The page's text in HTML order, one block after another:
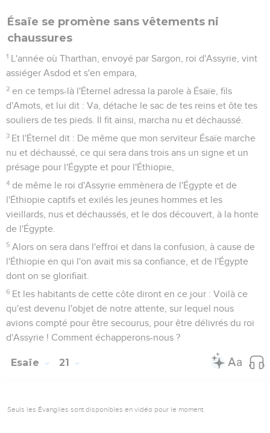
Ésaïe se promène sans vêtements ni
chaussures
1 L'année où Tharthan, envoyé par Sargon, roi d'Assyrie, vint
assiéger Asdod et s'en empara,
2 en ce temps-là l'Éternel adressa la parole à Ésaïe, fils
d'Amots, et lui dit : Va, détache le sac de tes reins et ôte tes
souliers de tes pieds. Il fit ainsi, marcha nu et déchaussé.
3 Et l'Éternel dit : De même que mon serviteur Ésaïe marche
nu et déchaussé, ce qui sera dans trois ans un signe et un
présage pour l'Égypte et pour l'Éthiopie,
4 de même le roi d'Assyrie emmènera de l'Égypte et de
l'Éthiopie captifs et exilés les jeunes hommes et les
vieillards, nus et déchaussés, et le dos découvert, à la honte
de l'Égypte.
5 Alors on sera dans l'effroi et dans la confusion, à cause de
l'Éthiopie en qui l'on avait mis sa confiance, et de l'Égypte
dont on se glorifiait.
6 Et les habitants de cette côte diront en ce jour : Voilà ce
qu'est devenu l'objet de notre attente, sur lequel nous
avions compté pour être secourus, pour être délivrés du roi
d'Assyrie ! Comment échapperons-nous ?
Esaïe 21
Seuls les Évangiles sont disponibles en vidéo pour le moment.